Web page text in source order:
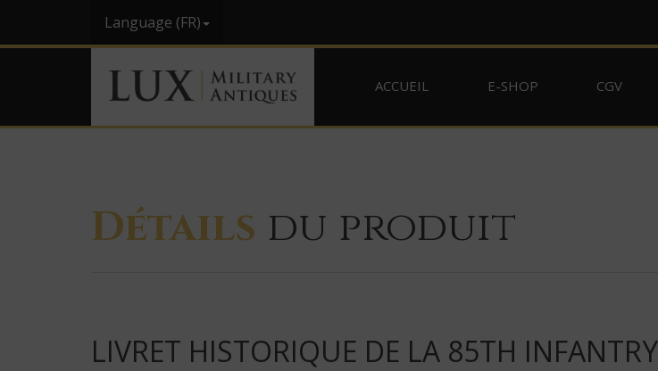
Language (FR)
ACCUEIL E-SHOP CGV
Détails du produit
LIVRET HISTORIQUE DE LA 85TH